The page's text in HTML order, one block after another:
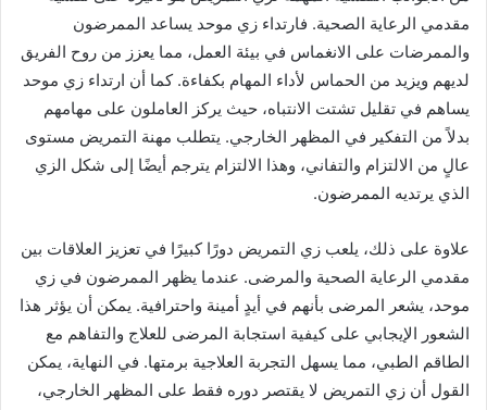
مقدمي الرعاية الصحية. فارتداء زي موحد يساعد الممرضون
والممرضات على الانغماس في بيئة العمل، مما يعزز من روح الفريق
لديهم ويزيد من الحماس لأداء المهام بكفاءة. كما أن ارتداء زي موحد
يساهم في تقليل تشتت الانتباه، حيث يركز العاملون على مهامهم
بدلاً من التفكير في المظهر الخارجي. يتطلب مهنة التمريض مستوى
عالٍ من الالتزام والتفاني، وهذا الالتزام يترجم أيضًا إلى شكل الزي
الذي يرتديه الممرضون.
علاوة على ذلك، يلعب زي التمريض دورًا كبيرًا في تعزيز العلاقات بين
مقدمي الرعاية الصحية والمرضى. عندما يظهر الممرضون في زي
موحد، يشعر المرضى بأنهم في أيدٍ أمينة واحترافية. يمكن أن يؤثر هذا
الشعور الإيجابي على كيفية استجابة المرضى للعلاج والتفاهم مع
الطاقم الطبي، مما يسهل التجربة العلاجية برمتها. في النهاية، يمكن
القول أن زي التمريض لا يقتصر دوره فقط على المظهر الخارجي،